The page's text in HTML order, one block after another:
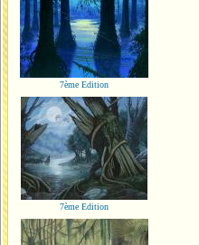
7ème Edition
7ème Edition